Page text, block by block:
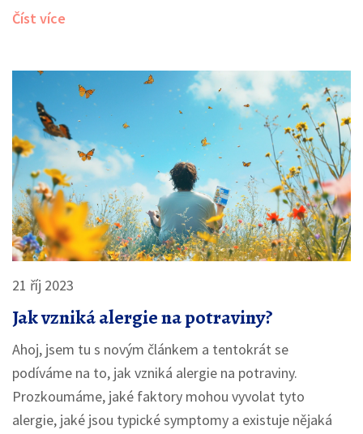
Navíc získáte tipy na prevenci a zlepšení kvality života
Číst více
21 říj 2023
Jak vzniká alergie na potraviny?
Ahoj, jsem tu s novým článkem a tentokrát se
podíváme na to, jak vzniká alergie na potraviny.
Prozkoumáme, jaké faktory mohou vyvolat tyto
alergie, jaké jsou typické symptomy a existuje nějaká